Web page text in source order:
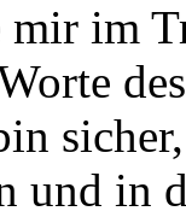
mir im
und in